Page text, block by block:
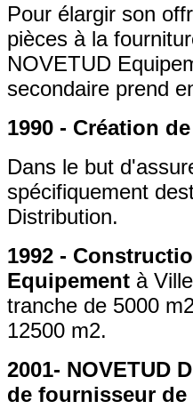
Pour élargir son
pièces à la
NOVETUD
secondaire prend
1990 - Création
Dans le but
spécifiquement
Distribution.
1992 -
Equipement à
tranche de 5000
12500 m2.
2001- NOVETUD
de fournisseur de